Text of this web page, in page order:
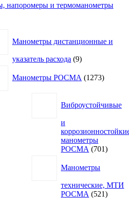
напоромеры и термоманометры
Манометры дистанционные и
указатель расхода 99
Манометры РОСМА
1273товара
Виброустойчивые
и
манометры
РОСМА
701701
Манометры
технические, МТИ
РОСМА
521521